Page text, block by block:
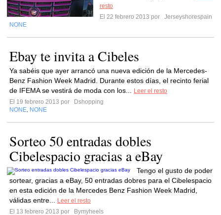
resto
El 22 febrero 2013 por
Jerseyshorespain
NONE
Ebay te invita a Cibeles
Ya sabéis que ayer arrancó una nueva edición de la Mercedes-
Benz Fashion Week Madrid. Durante estos días, el recinto ferial
de IFEMA se vestirá de moda con los...
Leer el resto
El 19 febrero 2013 por
Dshopping
NONE NONE
Sorteo 50 entradas dobles
Cibelespacio gracias a eBay
Tengo el gusto de poder
sortear, gracias a eBay, 50 entradas dobres para el Cibelespacio
en esta edición de la Mercedes Benz Fashion Week Madrid,
válidas entre...
Leer el resto
El 13 febrero 2013 por
Bymyheels